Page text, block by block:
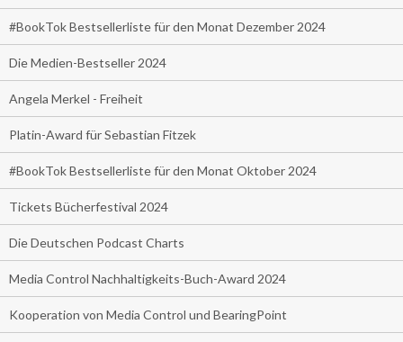
#BookTok Bestsellerliste für den Monat Dezember 2024
Die Medien-Bestseller 2024
Angela Merkel - Freiheit
Platin-Award für Sebastian Fitzek
#BookTok Bestsellerliste für den Monat Oktober 2024
Tickets Bücherfestival 2024
Die Deutschen Podcast Charts
Media Control Nachhaltigkeits-Buch-Award 2024
Kooperation von Media Control und BearingPoint